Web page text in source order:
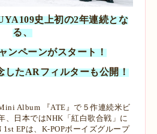
史上初の2年連続とな
る、
ンペーンがスタート！
したARフィルターも公開！
Album 『ATE』で５作連続米ビ
、日本ではNHK「紅白歌合戦」に
EPは、K-POPボーイズグループ